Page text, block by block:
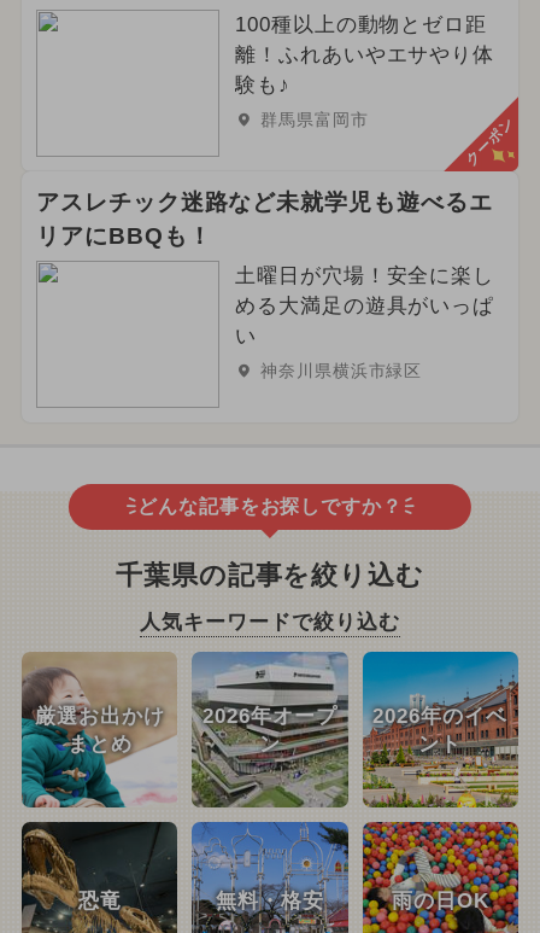
100種以上の動物とゼロ距
離！ふれあいやエサやり体
験も♪
群馬県富岡市 クーポン
アスレチック迷路など未就学児も遊べるエ
リアにBBQも！
土曜日が穴場！安全に楽し
める大満足の遊具がいっぱ
い
神奈川県横浜市緑区
どんな記事をお探しですか？
千葉県の記事を絞り込む
人気キーワードで絞り込む
厳選お出かけ
まとめ
2026年オープ
ン
2026年のイベ
ント
恐竜 無料・格安 雨の日OK